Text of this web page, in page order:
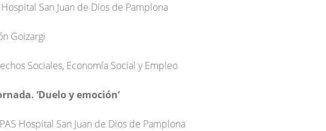
San Juan de Dios de Pamplona
Goizargi
Sociales, Economía Social y Empleo
‘Duelo y emoción’
Hospital San Juan de Dios de Pamplona